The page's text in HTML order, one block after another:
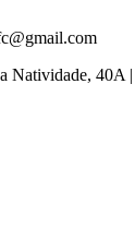
Natividade, 40A